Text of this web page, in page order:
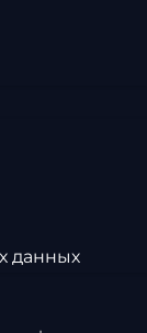
данных